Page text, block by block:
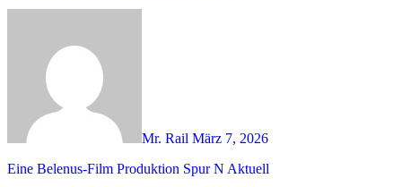
Mr. Rail März 7, 2026
Eine Belenus-Film Produktion Spur N Aktuell